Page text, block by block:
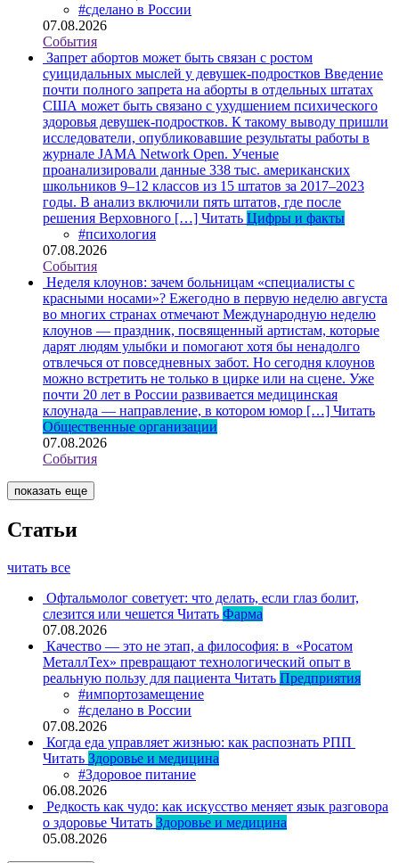
#сделано в России
07.08.2026
События
Запрет абортов может быть связан с ростом
суицидальных мыслей у девушек-подростков Введение
почти полного запрета на аборты в отдельных штатах
США может быть связано с ухудшением психического
здоровья девушек-подростков. К такому выводу пришли
исследователи, опубликовавшие результаты работы в
журнале JAMA Network Open. Ученые
проанализировали данные 338 тыс. американских
школьников 9–12 классов из 15 штатов за 2017–2023
годы. В анализ включили пять штатов, где после
решения Верховного […] Читать Цифры и факты
#психология
07.08.2026
События
Неделя клоунов: зачем больницам «специалисты с
красными носами»? Ежегодно в первую неделю августа
во многих странах отмечают Международную неделю
клоунов — праздник, посвященный артистам, которые
дарят людям улыбки и помогают хотя бы ненадолго
отвлечься от повседневных забот. Но сегодня клоунов
можно встретить не только в цирке или на сцене. Уже
почти 20 лет в России развивается медицинская
клоунада — направление, в котором юмор […] Читать
Общественные организации
07.08.2026
События
показать еще
Статьи
читать все
Офтальмолог советует: что делать, если глаз болит,
слезится или чешется Читать Фарма
07.08.2026
Качество — это не этап, а философия: в «Росатом
МеталлТех» превращают технологический опыт в
реальную пользу для пациента Читать Предприятия
#импортозамещение
#сделано в России
07.08.2026
Когда еда управляет жизнью: как распознать РПП
Читать Здоровье и медицина
#Здоровое питание
06.08.2026
Редкость как чудо: как искусство меняет язык разговора
о здоровье Читать Здоровье и медицина
05.08.2026